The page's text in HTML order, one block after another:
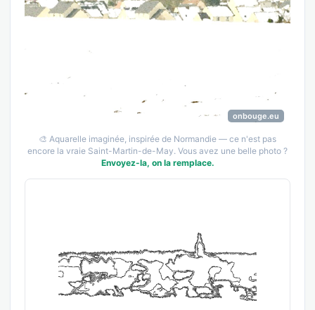
onbouge.eu
🎨 Aquarelle imaginée, inspirée de Normandie — ce n'est pas
encore la vraie Saint-Martin-de-May. Vous avez une belle photo ?
Envoyez-la, on la remplace.